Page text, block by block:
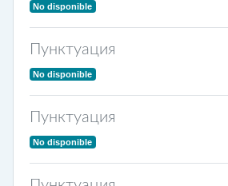
No disponible
Пунктуация
No disponible
Пунктуация
No disponible